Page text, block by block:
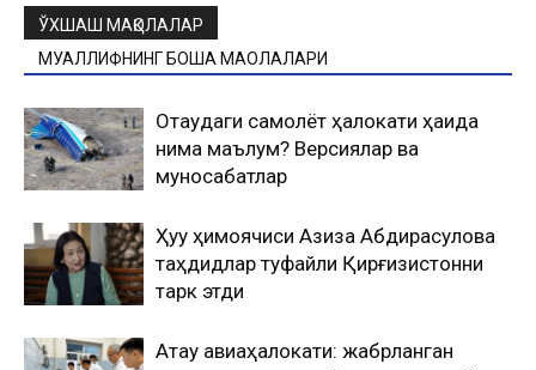
ЎХШАШ МАҚОЛАЛАР
МУАЛЛИФНИНГ БОШҚА МАҚОЛАЛАРИ
Оқтаудаги самолёт ҳалокати ҳақида
нима маълум? Версиялар ва
муносабатлар
Ҳуқуқ ҳимоячиси Азиза Абдирасулова
таҳдидлар туфайли Қирғизистонни
тарк этди
Ақтау авиаҳалокати: жабрланган